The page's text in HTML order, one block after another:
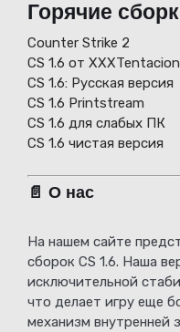
Горячие
Counter Strike 2
CS 1.6 от XXXTentacion
СS 1.6: Русская версия
CS 1.6 Printstream
CS 1.6 для слабых ПК
CS 1.6 чистая версия
📄 О нас
На нашем сайте
сборок CS 1.6. Наша
исключительной
что делает игру еще
механизм внутренней